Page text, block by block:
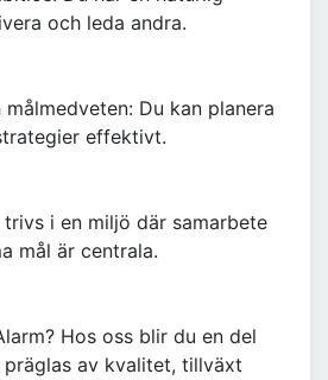
och leda andra.
Du kan planera
effektivt.
trivs i en miljö där samarbete
mål är centrala.
Hos oss blir du en del
av kvalitet, tillväxt